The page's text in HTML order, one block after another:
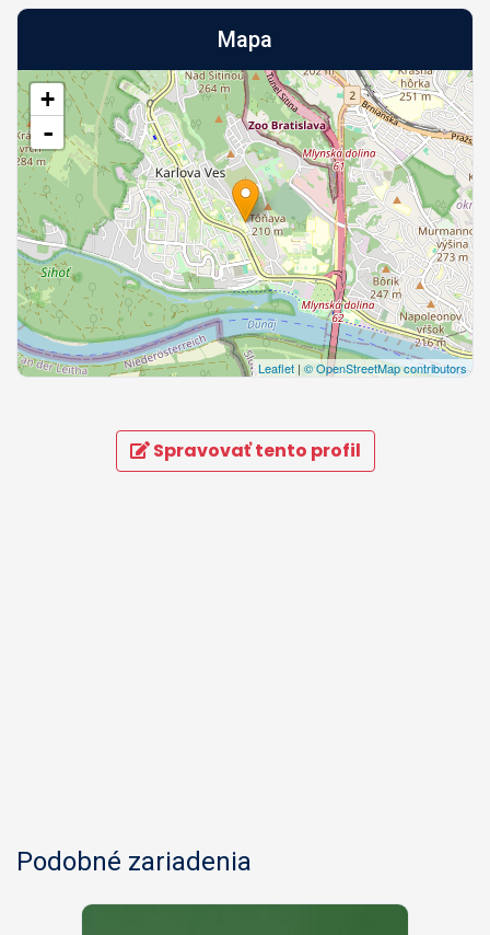
Mapa
+
-
Leaflet | © OpenStreetMap contributors
Spravovať tento profil
Podobné zariadenia